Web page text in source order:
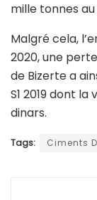
mille tonnes
Malgré cela,
2020, une
de Bizerte a
S1 2019 dont
dinars.
Tags: Ciments